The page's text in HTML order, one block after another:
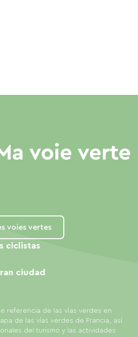
voies vertes
referencia de las vías verdes en
de las vías verdes de Francia, así
del turismo y las actividades
ciclistas
ciudad